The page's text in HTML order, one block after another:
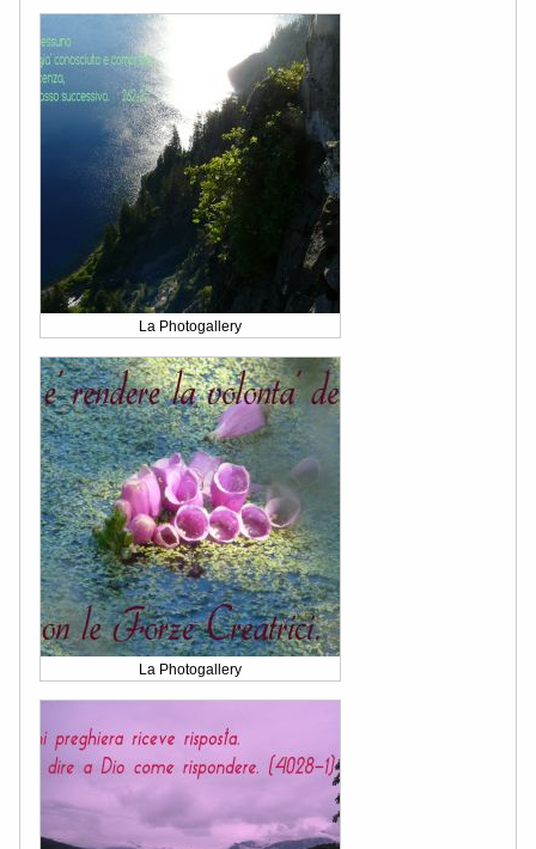
La Photogallery
La Photogallery